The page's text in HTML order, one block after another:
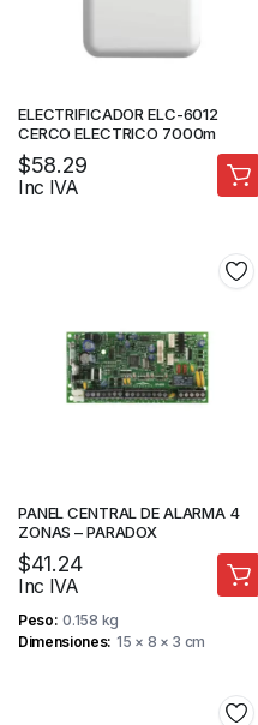
ELECTRIFICADOR ELC-6012
CERCO ELECTRICO 7000m
$58.29
Inc IVA
PANEL CENTRAL DE ALARMA 4
ZONAS – PARADOX
$41.24
Inc IVA
Peso 0.158 kg
Dimensiones 15 × 8 × 3 cm